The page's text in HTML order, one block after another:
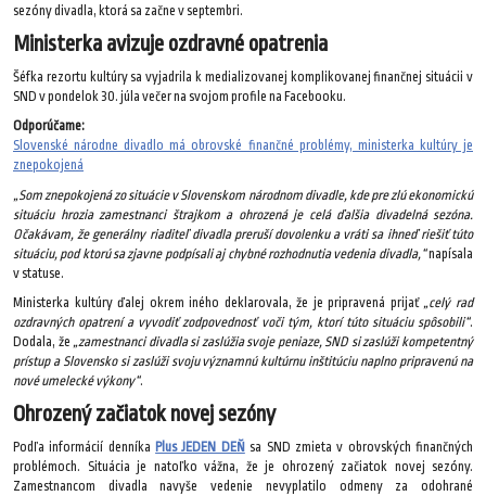
sezóny divadla, ktorá sa začne v septembri.
Ministerka avizuje ozdravné opatrenia
Šéfka rezortu kultúry sa vyjadrila k medializovanej komplikovanej finančnej situácii v
SND v pondelok 30. júla večer na svojom profile na Facebooku.
Odporúčame:
Slovenské národne divadlo má obrovské finančné problémy, ministerka kultúry je
znepokojená
„Som znepokojená zo situácie v Slovenskom národnom divadle, kde pre zlú ekonomickú
situáciu hrozia zamestnanci štrajkom a ohrozená je celá ďalšia divadelná sezóna.
Očakávam, že generálny riaditeľ divadla preruší dovolenku a vráti sa ihneď riešiť túto
situáciu, pod ktorú sa zjavne podpísali aj chybné rozhodnutia vedenia divadla,“napísala
v statuse.
Ministerka kultúry ďalej okrem iného deklarovala, že je pripravená prijať„celý rad
ozdravných opatrení a vyvodiť zodpovednosť voči tým, ktorí túto situáciu spôsobili“.
Dodala, že„zamestnanci divadla si zaslúžia svoje peniaze, SND si zaslúži kompetentný
prístup a Slovensko si zaslúži svoju významnú kultúrnu inštitúciu naplno pripravenú na
nové umelecké výkony“.
Ohrozený začiatok novej sezóny
Podľa informácií denníka Plus JEDEN DEŇ sa SND zmieta v obrovských finančných
problémoch. Situácia je natoľko vážna, že je ohrozený začiatok novej sezóny.
Zamestnancom divadla navyše vedenie nevyplatilo odmeny za odohrané